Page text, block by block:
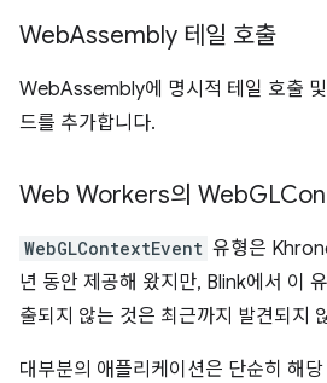
WebAssembly 테일 호출
WebAssembly에 명시적 테일 호출
드를 추가합니다.
Web Workers의 Web
WebGLContextEvent 유형은
년 동안 제공해 왔지만, Blink에서 이
출되지 않는 것은 최근까지 발견되지
대부분의 애플리케이션은 단순히 해